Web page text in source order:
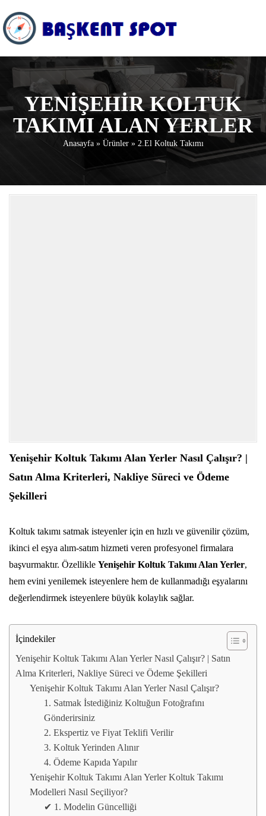
YENIŞEHIR KOLTUK
TAKIMI ALAN YERLER
Anasayfa» Ürünler» 2.El Koltuk Takımı
Yenişehir Koltuk Takımı Alan Yerler Nasıl Çalışır? |
Satın Alma Kriterleri, Nakliye Süreci ve Ödeme
Şekilleri
Koltuk takımı satmak isteyenler için en hızlı ve güvenilir çözüm,
ikinci el eşya alım-satım hizmeti veren profesyonel firmalara
başvurmaktır. Özellikle Yenişehir Koltuk Takımı Alan Yerler,
hem evini yenilemek isteyenlere hem de kullanmadığı eşyalarını
değerlendirmek isteyenlere büyük kolaylık sağlar.
İçindekiler
Yenişehir Koltuk Takımı Alan Yerler Nasıl Çalışır? | Satın
Alma Kriterleri, Nakliye Süreci ve Ödeme Şekilleri
Yenişehir Koltuk Takımı Alan Yerler Nasıl Çalışır?
1. Satmak İstediğiniz Koltuğun Fotoğrafını
Gönderirsiniz
2. Ekspertiz ve Fiyat Teklifi Verilir
3. Koltuk Yerinden Alınır
4. Ödeme Kapıda Yapılır
Yenişehir Koltuk Takımı Alan Yerler Koltuk Takımı
Modelleri Nasıl Seçiliyor?
✔ 1. Modelin Güncelliği